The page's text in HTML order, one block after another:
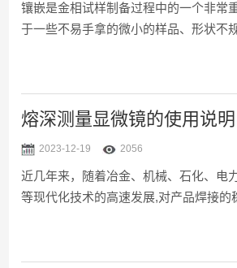
的清洁状态。在学校、医院、商业中心
所，该系统显...
镶嵌是金相试样制备过程中的一个非常
于一些不易手拿的微小的样品、形状不
的试样或需进行自动磨、抛的试样，进
少的工序。自动镶嵌机适用对于微小、
金相、岩相试样进行镶嵌，以便于对试
光，再进行金相、光谱检测或硬度测试
所有材料(热固性和热塑性)的热镶嵌，设
温时间、作用力等镶嵌参数后，放入试
盖，按下工...
熔深测量显微镜的使用说明
2023-12-19 2056
近几年来，随着冶金、机械、石化、电
等现代化技术的高速发展,对产品焊接的
越来越高，而焊接的熔深是焊接机械性
表现，所以，对焊接熔深的有效检测成
要手段。熔深测量显微镜特别适合汽车